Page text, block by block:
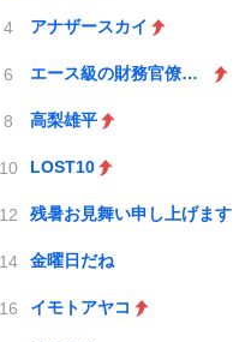
アナザースカイ
エース級の財務官僚が異例転出へ
高梨雄平
LOST10
残暑お見舞い申し上げます
金曜日だね
イモトアヤコ